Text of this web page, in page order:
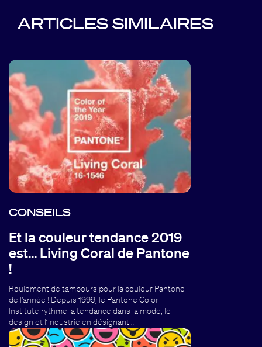
ARTICLES SIMILAIRES
CONSEILS
Et la couleur tendance 2019
est... Living Coral de Pantone
!
Roulement de tambours pour la couleur Pantone
de l’année ! Depuis 1999, le Pantone Color
Institute rythme la tendance dans la mode, le
design et l’industrie en désignant…